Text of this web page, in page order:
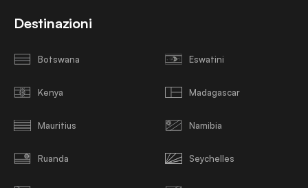
Destinazioni
Botswana Eswatini
Kenya Madagascar
Mauritius Namibia
Ruanda Seychelles